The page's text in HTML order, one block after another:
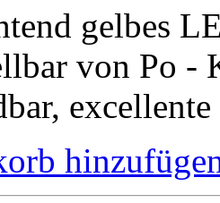
gelbes
von Po -